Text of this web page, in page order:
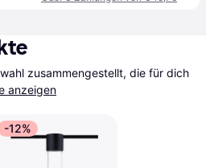
zusammengestellt, die für dich
anzeigen
-12%